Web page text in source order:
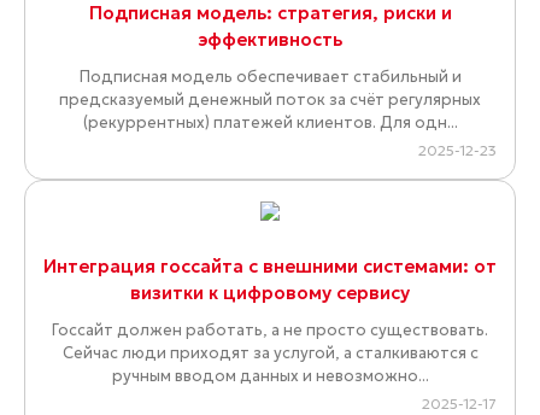
Подписная модель: стратегия, риски и
эффективность
Подписная модель обеспечивает стабильный и
предсказуемый денежный поток за счёт регулярных
(рекуррентных) платежей клиентов. Для одн...
2025-12-23
Интеграция госсайта с внешними системами: от
визитки к цифровому сервису
Госсайт должен работать, а не просто существовать.
Сейчас люди приходят за услугой, а сталкиваются с
ручным вводом данных и невозможно...
2025-12-17